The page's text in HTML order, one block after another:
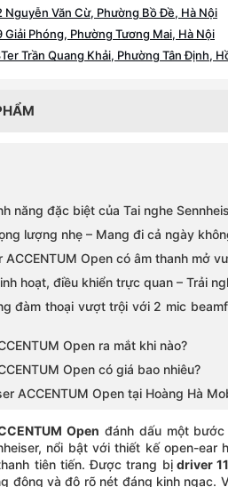
Nguyễn Văn Cừ, Phường Bồ Đề, Hà Nội
Giải Phóng, Phường Tương Mai, Hà Nội
Trần Quang Khải, Phường Tân Định,
Lê Văn Việt, Phường Tăng Nhơn Phú,
Hoàng Văn Thụ, Phường Tân Sơn Hòa,
Lê Hồng Phong, Phường Vườn Lài,
Trần Hưng Đạo, Phường Long Xuyên, An
Ngô Gia Tự, Phường Kinh Bắc, Bắc Ninh
Vương, Phường Bắc Giang, Bắc Ninh
Trần Phú, Phường Bạc Liêu, Cà Mau
đường 3/2, Phường Tân An, Cần Thơ
Phan Châu Trinh, Phường Tam Kỳ, Đà
462 Đường Tôn Đức Thắng, Phường
Phan Bội Châu, Phường Buôn Ma
Phú Riềng Đỏ, Phường Bình Phước,
năng đặc biệt của Tai nghe
lượng nhẹ – Mang đi cả ngày
ACCENTUM Open có âm thanh mở
hoạt, điều khiển trực quan – Trải
đàm thoại vượt trội với 2 mic
Open ra mắt khi nào?
Open có giá bao nhiêu?
ACCENTUM Open tại Hoàng Hà
Open đánh dấu một
nổi bật với thiết kế open-ear
tiên tiến. Được trang bịdriver
động và độ rõ nét đáng kinh ngạc.